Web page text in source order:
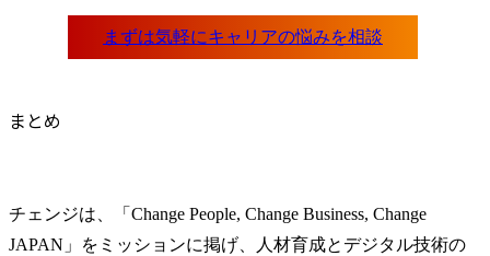
まとめ
チェンジは、「Change People, Change Business, Change
JAPAN」をミッションに掲げ、人材育成とデジタル技術の